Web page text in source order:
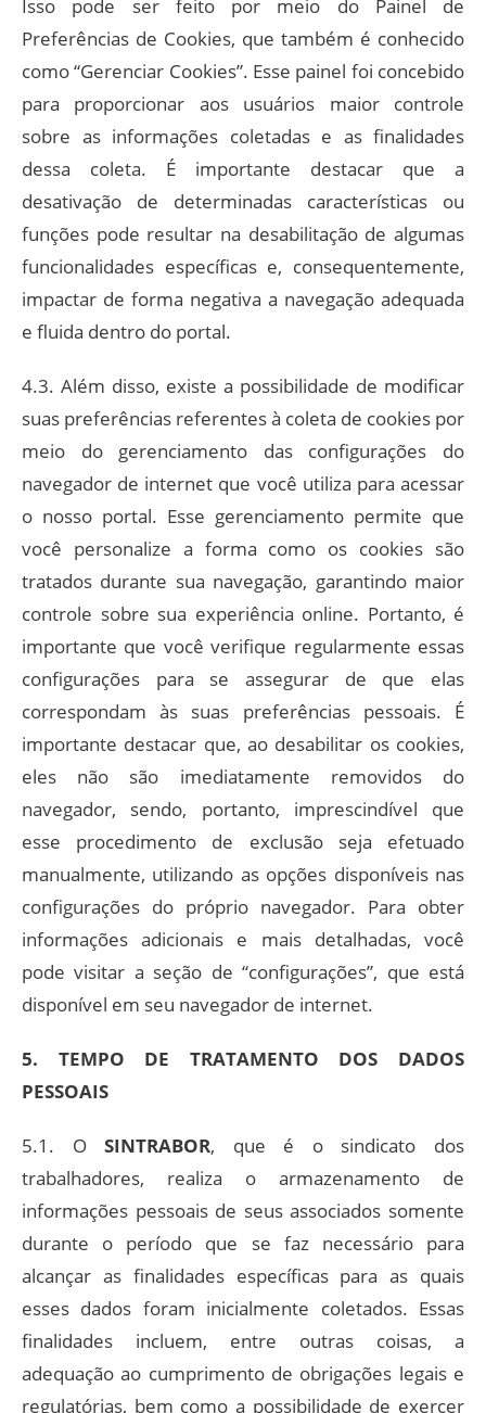
Isso pode ser feito por meio do Painel de
Preferências de Cookies, que também é conhecido
como “Gerenciar Cookies”. Esse painel foi concebido
para proporcionar aos usuários maior controle
sobre as informações coletadas e as finalidades
dessa coleta. É importante destacar que a
desativação de determinadas características ou
funções pode resultar na desabilitação de algumas
funcionalidades específicas e, consequentemente,
impactar de forma negativa a navegação adequada
e fluida dentro do portal.
4.3. Além disso, existe a possibilidade de modificar
suas preferências referentes à coleta de cookies por
meio do gerenciamento das configurações do
navegador de internet que você utiliza para acessar
o nosso portal. Esse gerenciamento permite que
você personalize a forma como os cookies são
tratados durante sua navegação, garantindo maior
controle sobre sua experiência online. Portanto, é
importante que você verifique regularmente essas
configurações para se assegurar de que elas
correspondam às suas preferências pessoais. É
importante destacar que, ao desabilitar os cookies,
eles não são imediatamente removidos do
navegador, sendo, portanto, imprescindível que
esse procedimento de exclusão seja efetuado
manualmente, utilizando as opções disponíveis nas
configurações do próprio navegador. Para obter
informações adicionais e mais detalhadas, você
pode visitar a seção de “configurações”, que está
disponível em seu navegador de internet.
5. TEMPO DE TRATAMENTO DOS DADOS
PESSOAIS
5.1. OSINTRABOR, que é o sindicato dos
trabalhadores, realiza o armazenamento de
informações pessoais de seus associados somente
durante o período que se faz necessário para
alcançar as finalidades específicas para as quais
esses dados foram inicialmente coletados. Essas
finalidades incluem, entre outras coisas, a
adequação ao cumprimento de obrigações legais e
regulatórias, bem como a possibilidade de exercer